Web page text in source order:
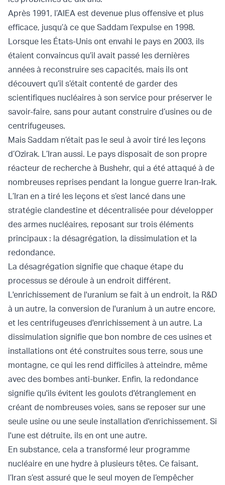
Après 1991, l’AIEA est devenue plus offensive et plus
efficace, jusqu’à ce que Saddam l’expulse en 1998.
Lorsque les États-Unis ont envahi le pays en 2003, ils
étaient convaincus qu’il avait passé les dernières
années à reconstruire ses capacités, mais ils ont
découvert qu’il s’était contenté de garder des
scientifiques nucléaires à son service pour préserver le
savoir-faire, sans pour autant construire d’usines ou de
centrifugeuses.
Mais Saddam n’était pas le seul à avoir tiré les leçons
d’Ozirak. L’Iran aussi. Le pays disposait de son propre
réacteur de recherche à Bushehr, qui a été attaqué à de
nombreuses reprises pendant la longue guerre Iran-Irak.
L’Iran en a tiré les leçons et s’est lancé dans une
stratégie clandestine et décentralisée pour développer
des armes nucléaires, reposant sur trois éléments
principaux : la désagrégation, la dissimulation et la
redondance.
La désagrégation signifie que chaque étape du
processus se déroule à un endroit différent.
L'enrichissement de l'uranium se fait à un endroit, la R&D
à un autre, la conversion de l'uranium à un autre encore,
et les centrifugeuses d'enrichissement à un autre. La
dissimulation signifie que bon nombre de ces usines et
installations ont été construites sous terre, sous une
montagne, ce qui les rend difficiles à atteindre, même
avec des bombes anti-bunker. Enfin, la redondance
signifie qu'ils évitent les goulots d'étranglement en
créant de nombreuses voies, sans se reposer sur une
seule usine ou une seule installation d'enrichissement. Si
l'une est détruite, ils en ont une autre.
En substance, cela a transformé leur programme
nucléaire en une hydre à plusieurs têtes. Ce faisant,
l’Iran s’est assuré que le seul moyen de l’empêcher